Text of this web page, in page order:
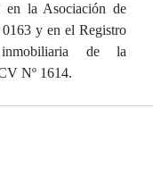
la Asociación de
y en el Registro
de la
Nº 1614.